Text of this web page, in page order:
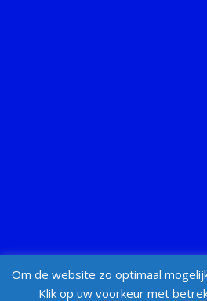
Om de website zo optimaal
Klik op uw voorkeur met